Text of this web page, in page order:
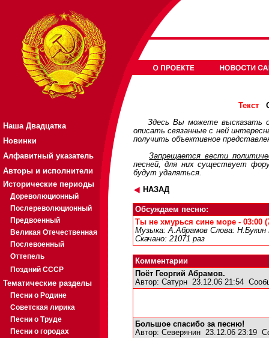
Наша Двадцатка
Новинки
Алфавитный указатель
Авторы и исполнители
Исторические периоды
Дореволюционный
Послереволюционный
Предвоенный
Великая Отечественная
Послевоенный
Оттепель
Поздний СССР
Тематические разделы
Песни о Родине
Советская лирика
Песни о Труде
Песни о городах
Текст
Здесь Вы можете высказать
описать связанные с ней
получить объективное
Запрещается вести
песней, для них существует
будут удаляться.
НАЗАД
Обсуждаем песню:
Ты не хмурься сине море - 03:00
Музыка: А.Абрамов Слова: Н.Букин
Скачано: 21071 раз
Комментарии
Поёт Георгий Абрамов.
Автор: Сатурн 23.12.06 21:54
Большое спасибо за песню!
Автор: Северянин 23.12.06 23:19